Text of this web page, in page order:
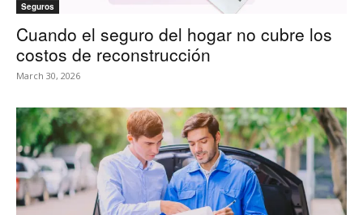
Seguros
Cuando el seguro del hogar no cubre los
costos de reconstrucción
March 30, 2026